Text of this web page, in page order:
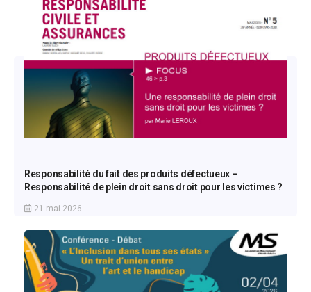
Responsabilité du fait des produits défectueux –
Responsabilité de plein droit sans droit pour les victimes ?
21 mai 2026